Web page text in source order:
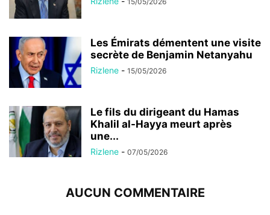
Les Émirats démentent une visite
secrète de Benjamin Netanyahu
Rizlene - 15/05/2026
Le fils du dirigeant du Hamas
Khalil al-Hayya meurt après
une...
Rizlene - 07/05/2026
AUCUN COMMENTAIRE